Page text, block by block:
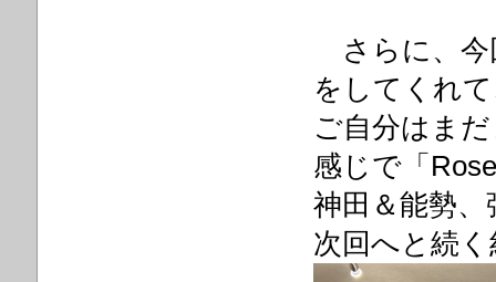
さらに、今
をしてくれ
ご自分はま
感じで「
神田＆能勢
次回へと続